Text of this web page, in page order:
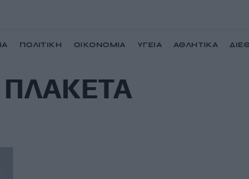
ΠΟΛΙΤΙΚΗ ΟΙΚΟΝΟΜΙΑ ΥΓΕΙΑ ΑΘΛΗΤΙΚΑ